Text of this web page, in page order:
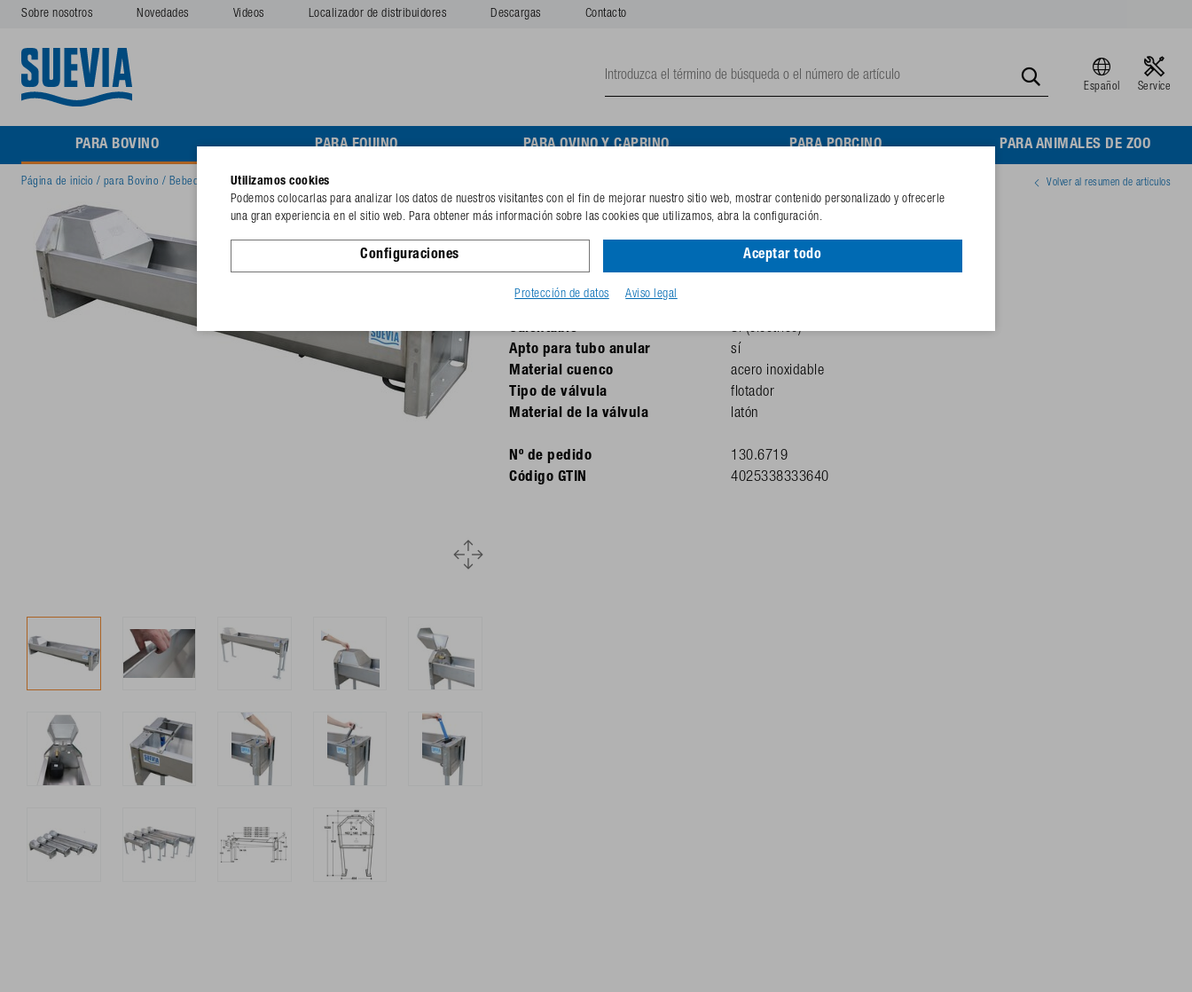
Sobre nosotros Novedades Videos Localizador de distribuidores Descargas Contacto
Español Service
PARA BOVINO PARA EQUINO PARA OVINO Y CAPRINO PARA PORCINO PARA ANIMALES DE ZOO
Página de inicio / para Bovino / Bebederos para establos abiertos/ Volver al resumen de artículos
Abrevadero con desagüe 1,9 m con DE LUXE
máx. 5 bar (alta presión)
Recomendado para
Calentable
Sí (eléctrico)
Apto para tubo anular
sí
Material cuenco
acero inoxidable
Tipo de válvula
flotador
Material de la válvula
latón
Nº de pedido
130.6719
Código GTIN
4025338333640
Utilizamos cookies
Podemos colocarlas para analizar los datos de nuestros visitantes con el fin de mejorar nuestro sitio web, mostrar contenido personalizado y ofrecerle
una gran experiencia en el sitio web. Para obtener más información sobre las cookies que utilizamos, abra la configuración.
Configuraciones Aceptar todo
Protección de datos Aviso legal